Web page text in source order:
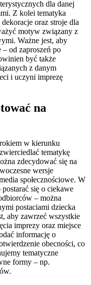
dla danej
Z kolei tematyka
oraz stroje dla
motyw związany z
Ważne jest, aby
od zaproszeń po
być także
z danym
i uczyni imprezę
na
w kierunku
tematykę
zdecydować się na
wersje
społecznościowe. W
się o ciekawe
– można
postaciami dziecka
aby zawrzeć wszystkie
imprezy oraz miejsce
informację o
obecności, co
tematyczne
formy – np.